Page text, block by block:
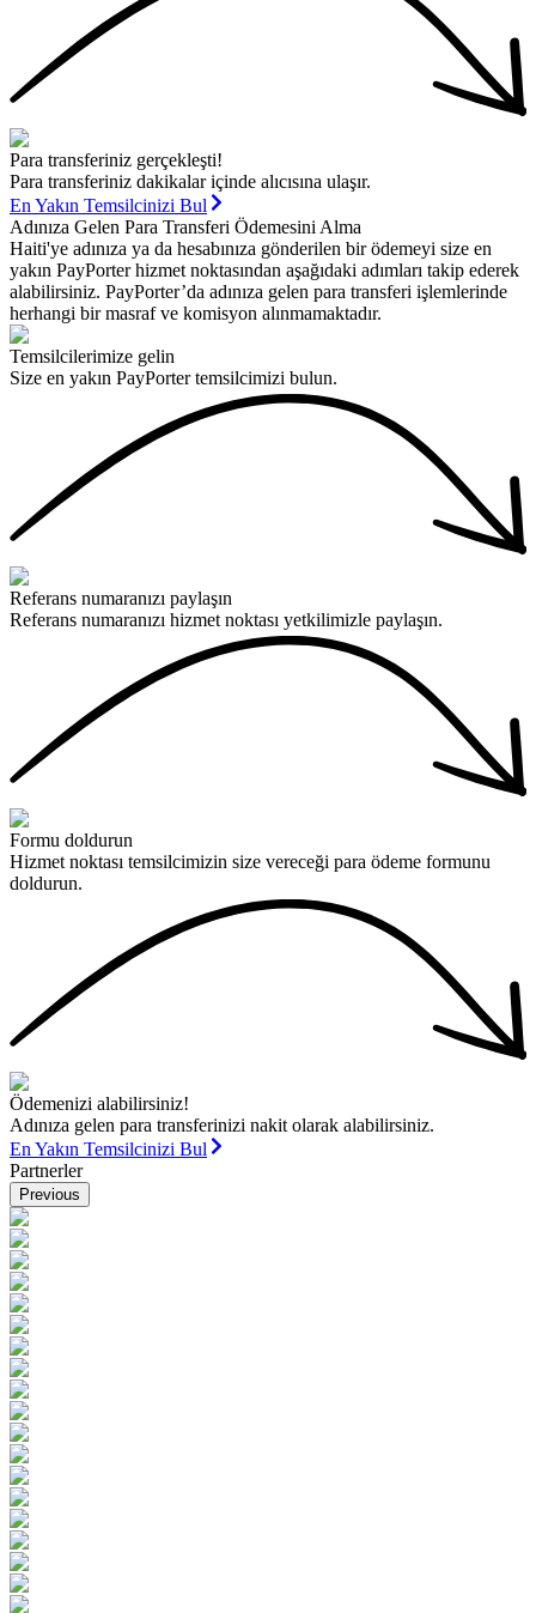
Para transferiniz gerçekleşti!
Para transferiniz dakikalar içinde alıcısına ulaşır.
En Yakın Temsilcinizi Bul
Adınıza Gelen Para Transferi Ödemesini Alma
Haiti'ye adınıza ya da hesabınıza gönderilen bir ödemeyi size en
yakın PayPorter hizmet noktasından aşağıdaki adımları takip ederek
alabilirsiniz. PayPorter’da adınıza gelen para transferi işlemlerinde
herhangi bir masraf ve komisyon alınmamaktadır.
Temsilcilerimize gelin
Size en yakın PayPorter temsilcimizi bulun.
Referans numaranızı paylaşın
Referans numaranızı hizmet noktası yetkilimizle paylaşın.
Formu doldurun
Hizmet noktası temsilcimizin size vereceği para ödeme formunu
doldurun.
Ödemenizi alabilirsiniz!
Adınıza gelen para transferinizi nakit olarak alabilirsiniz.
En Yakın Temsilcinizi Bul
Partnerler
Previous